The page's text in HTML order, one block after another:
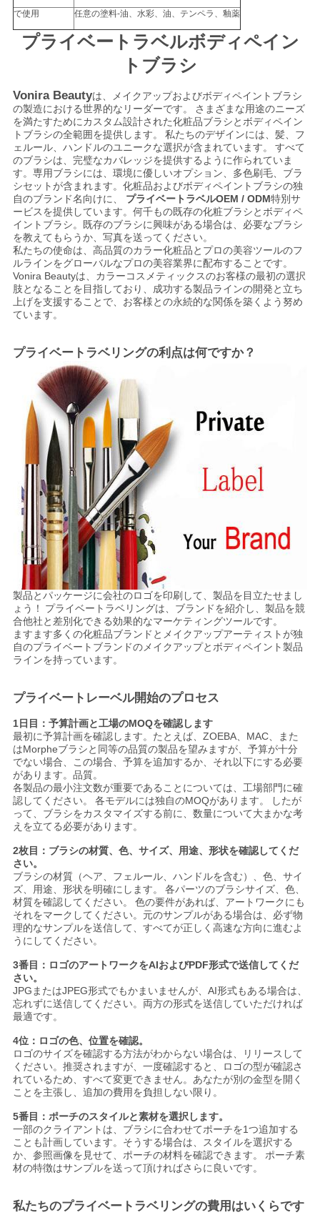
で使用 任意の塗料-油、水彩、油、テンペラ、釉薬
プライベートラベルボディペイン
トブラシ
Vonira Beautyは、メイクアップおよびボディペイントブラシ
の製造における世界的なリーダーです。
さまざまな用途のニーズ
を満たすためにカスタム設計された化粧品ブラシとボディペイン
トブラシの全範囲を提供します。
私たちのデザインには、髪、フ
ェルール、ハンドルのユニークな選択が含まれています。
すべて
のブラシは、完璧なカバレッジを提供するように作られていま
す。専用ブラシには、環境に優しいオプション、多色刷毛、ブラ
シセットが含まれます。化粧品およびボディペイントブラシの独
自のブランド名向けに、 プライベートラベルOEM / ODM特別サ
ービスを提供しています。何千もの既存の化粧ブラシとボディペ
イントブラシ。既存のブラシに興味がある場合は、必要なブラシ
を教えてもらうか、写真を送ってください。
私たちの使命は、高品質のカラー化粧品とプロの美容ツールのフ
ルラインをグローバルなプロの美容業界に配布することです。
Vonira Beautyは、カラーコスメティックスのお客様の最初の選択
肢となることを目指しており、成功する製品ラインの開発と立ち
上げを支援することで、お客様との永続的な関係を築くよう努め
ています。
プライベートラベリングの利点は何ですか？
製品とパッケージに会社のロゴを印刷して、製品を目立たせまし
ょう！
プライベートラベリングは、ブランドを紹介し、製品を競
合他社と差別化できる効果的なマーケティングツールです。
ますます多くの化粧品ブランドとメイクアップアーティストが独
自のプライベートブランドのメイクアップとボディペイント製品
ラインを持っています。
プライベートレーベル開始のプロセス
1日目：予算計画と工場のMOQを確認します
最初に予算計画を確認します。たとえば、ZOEBA、MAC、また
はMorpheブラシと同等の品質の製品を望みますが、予算が十分
でない場合、この場合、予算を追加するか、それ以下にする必要
があります。品質。
各製品の最小注文数が重要であることについては、工場部門に確
認してください。
各モデルには独自のMOQがあります。
したが
って、ブラシをカスタマイズする前に、数量について大まかな考
えを立てる必要があります。
2枚目：ブラシの材質、色、サイズ、用途、形状を確認してくだ
さい。
ブラシの材質（ヘア、フェルール、ハンドルを含む）、色、サイ
ズ、用途、形状を明確にします。
各パーツのブラシサイズ、色、
材質を確認してください。
色の要件があれば、アートワークにも
それをマークしてください。元のサンプルがある場合は、必ず物
理的なサンプルを送信して、すべてが正しく高速な方向に進むよ
うにしてください。
3番目：ロゴのアートワークをAIおよびPDF形式で送信してくだ
さい。
JPGまたはJPEG形式でもかまいませんが、AI形式もある場合は、
忘れずに送信してください。両方の形式を送信していただければ
最適です。
4位：ロゴの色、位置を確認。
ロゴのサイズを確認する方法がわからない場合は、リリースして
ください。推奨されますが、一度確認すると、ロゴの型が確認さ
れているため、すべて変更できません。あなたが別の金型を開く
ことを主張し、追加の費用を負担しない限り。
5番目：ポーチのスタイルと素材を選択します。
一部のクライアントは、ブラシに合わせてポーチを1つ追加する
ことも計画しています。そうする場合は、スタイルを選択する
か、参照画像を見せて、ポーチの材料を確認できます。
ポーチ素
材の特徴はサンプルを送って頂ければさらに良いです。
私たちのプライベートラベリングの費用はいくらです